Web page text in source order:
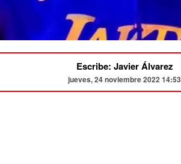
Escribe: Javier Álvarez
jueves, 24 noviembre 2022 14:53